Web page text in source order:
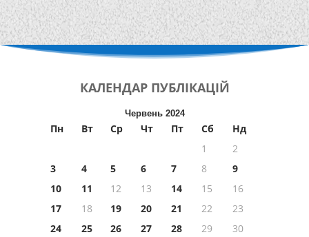
КАЛЕНДАР ПУБЛІКАЦІЙ
Червень 2024
Пн Вт Ср Чт Пт Сб
Нд
1
2
3
4 5 6 7 8
9
10
11 12 13 14 15
16
17
18 19 20 21 22
23
24
25 26 27 28 29
30